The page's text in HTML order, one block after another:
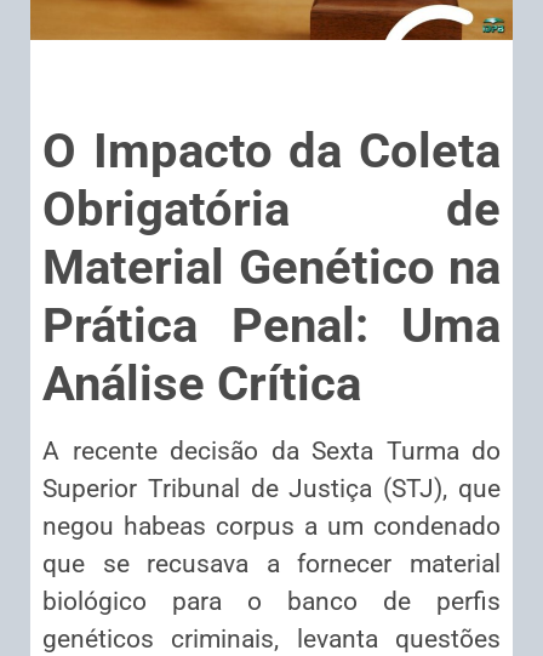
O Impacto da Coleta
Obrigatória de
Material Genético na
Prática Penal: Uma
Análise Crítica
A recente decisão da Sexta Turma do
Superior Tribunal de Justiça (STJ), que
negou habeas corpus a um condenado
que se recusava a fornecer material
biológico para o banco de perfis
genéticos criminais, levanta questões